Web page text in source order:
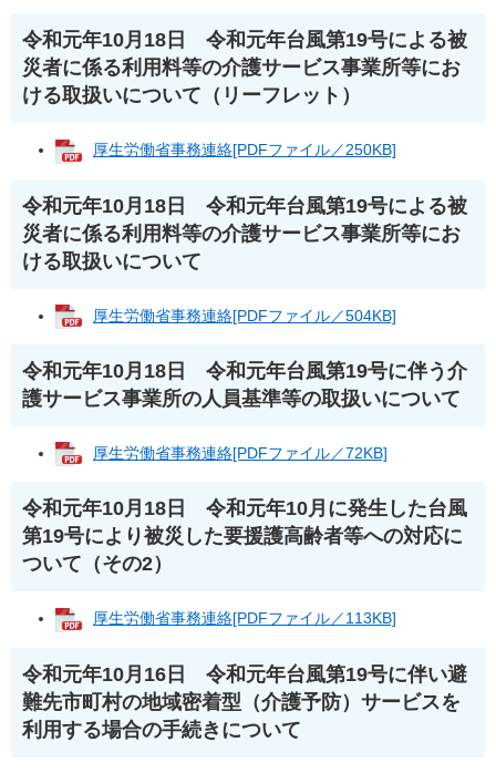
令和元年10月18日 令和元年台風第19号による被
災者に係る利用料等の介護サービス事業所等にお
ける取扱いについて（リーフレット）
厚生労働省事務連絡[PDFファイル／250KB]
令和元年10月18日 令和元年台風第19号による被
災者に係る利用料等の介護サービス事業所等にお
ける取扱いについて
厚生労働省事務連絡[PDFファイル／504KB]
令和元年10月18日 令和元年台風第19号に伴う介
護サービス事業所の人員基準等の取扱いについて
厚生労働省事務連絡[PDFファイル／72KB]
令和元年10月18日 令和元年10月に発生した台風
第19号により被災した要援護高齢者等への対応に
ついて（その2）
厚生労働省事務連絡[PDFファイル／113KB]
令和元年10月16日 令和元年台風第19号に伴い避
難先市町村の地域密着型（介護予防）サービスを
利用する場合の手続きについて